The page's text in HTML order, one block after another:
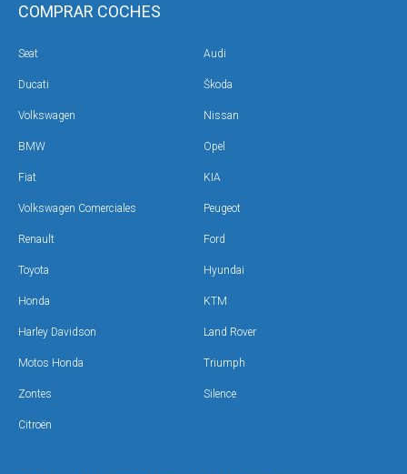
COMPRAR COCHES
Seat Audi
Ducati Škoda
Volkswagen Nissan
BMW Opel
Fiat KIA
Volkswagen Comerciales Peugeot
Renault Ford
Toyota Hyundai
Honda KTM
Harley Davidson Land Rover
Motos Honda Triumph
Zontes Silence
Citroën